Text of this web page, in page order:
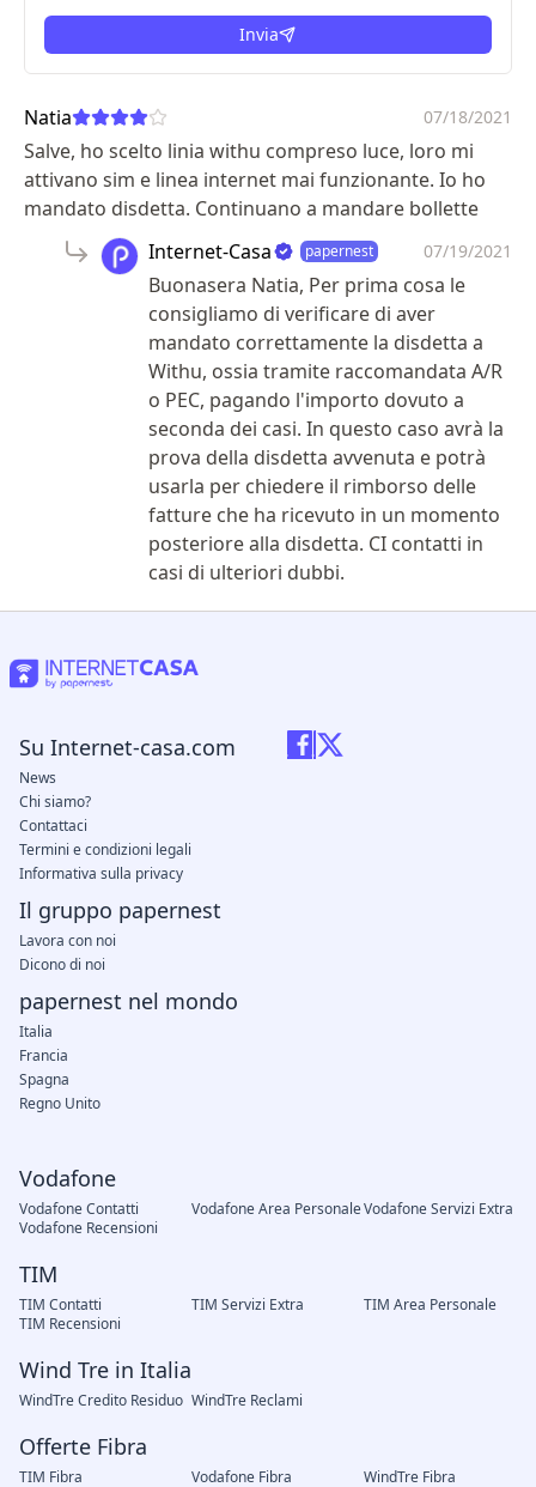
Invia
Natia 07/18/2021
Salve, ho scelto linia withu compreso luce, loro mi
attivano sim e linea internet mai funzionante. Io ho
mandato disdetta. Continuano a mandare bollette
Internet-Casa
papernest 07/19/2021
Buonasera Natia, Per prima cosa le
consigliamo di verificare di aver
mandato correttamente la disdetta a
Withu, ossia tramite raccomandata A/R
o PEC, pagando l'importo dovuto a
seconda dei casi. In questo caso avrà la
prova della disdetta avvenuta e potrà
usarla per chiedere il rimborso delle
fatture che ha ricevuto in un momento
posteriore alla disdetta. CI contatti in
casi di ulteriori dubbi.
Vodafone
Vodafone Contatti Vodafone Area PersonaleVodafone Servizi Extra
Vodafone Recensioni
TIM
TIM Contatti TIM Servizi Extra
TIM Area Personale
TIM Recensioni
Wind Tre in Italia
WindTre Credito Residuo WindTre Reclami
Offerte Fibra
TIM Fibra Vodafone Fibra
WindTre Fibra
Su Internet-casa.com
News
Chi siamo?
Contattaci
Termini e condizioni legali
Informativa sulla privacy
Il gruppo papernest
Lavora con noi
Dicono di noi
papernest nel mondo
Italia
Francia
Spagna
Regno Unito